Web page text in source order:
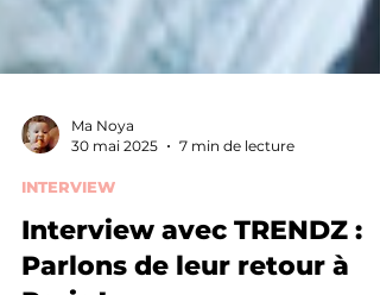
30 mai 2025
INTERVIEW
Interview avec TRENDZ :